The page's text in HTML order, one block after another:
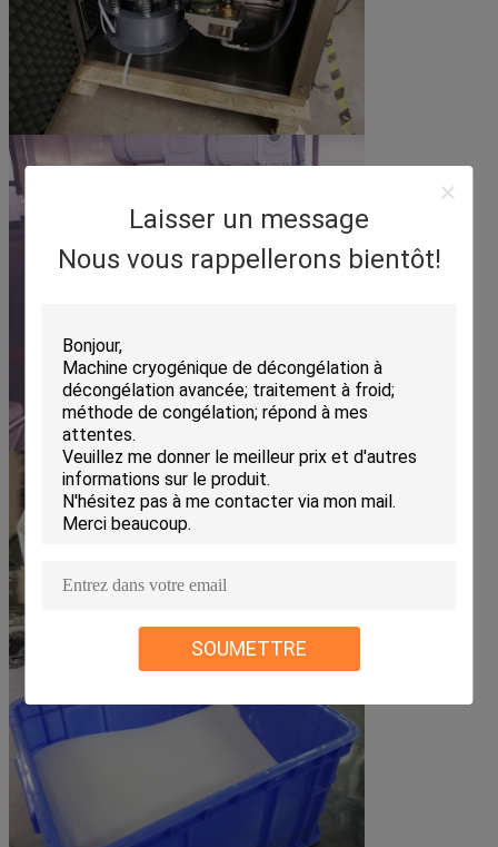
Laisser un message
Nous vous rappellerons bientôt!
SOUMETTRE